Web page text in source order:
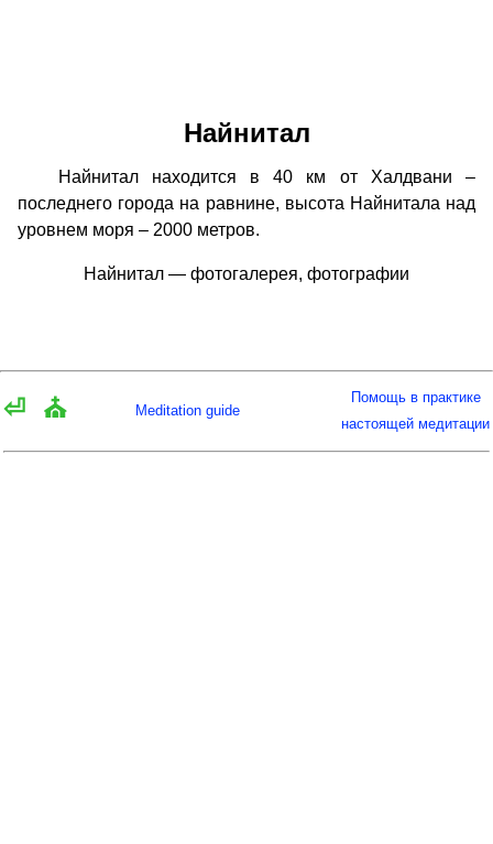
Найнитал
Найнитал находится в 40 км от Халдвани –
последнего города на равнине, высота Найнитала над
уровнем моря – 2000 метров.
Найнитал — фотогалерея, фотографии
⏎ ⛪ Meditation guide
Помощь в практике
настоящей медитации